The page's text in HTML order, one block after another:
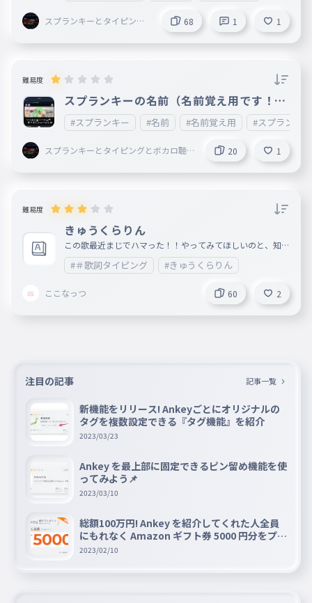
スプランキーとタイピング
68 1 1
難易度
スプランキーの名前（名前覚え用です！！
）#スプランキー #名前 #名前覚え用 #スプランキ
スプランキーとタイピングとボカロ聴
20 1
難易度
きゅうくらりん
この歌最近まじでハマった！！やってみてほしいのと、知ら
ん人は聞いてみてね〜！！いい歌だよ！！ URL載せとくね
！！https://www.youtube.com/watch?v=2b1IexhKPz4&lis
t=RD2b1IexhKPz4&start_radio=1
#＃歌詞タイピング #きゅうくらりん
ここなっつ 60 2
注目の記事 記事一覧
新機能をリリース! Ankeyごとにオリジナルの
タグを複数設定できる『タグ機能』を紹介
2023/03/23
Ankey を最上部に固定できるピン留め機能を使
ってみよう📌
2023/03/10
総額100万円! Ankey を紹介してくれた人全員
にもれなく Amazon ギフト券 5000 円分をプレ
ゼントキャンペーン!!
2023/02/10